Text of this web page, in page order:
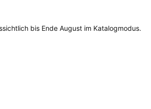
bis Ende August im Katalogmodus.